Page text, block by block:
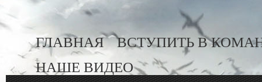
ГЛАВНАЯ
ВСТУПИТЬ В
НАШЕ ВИДЕО